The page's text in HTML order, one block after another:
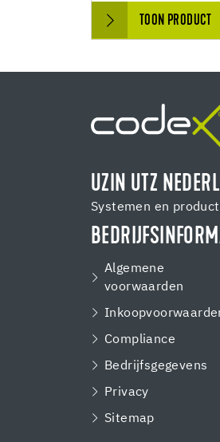
TOON PRODUCT
UZIN UTZ
Systemen en
Algemene
voorwaarden
Compliance
Bedrijfsgegevens
Privacy
Sitemap